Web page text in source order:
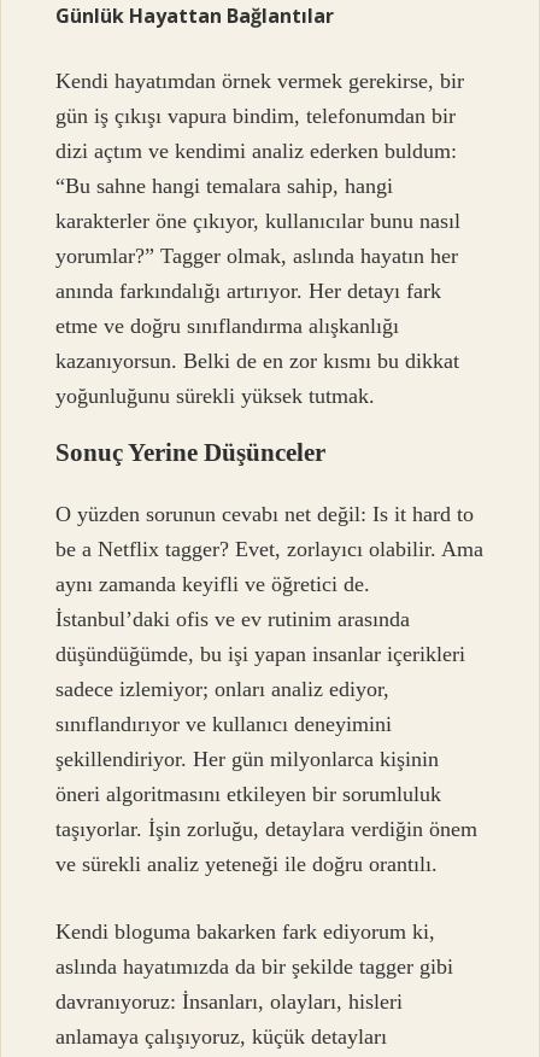
Günlük Hayattan Bağlantılar
Kendi hayatımdan örnek vermek gerekirse, bir
gün iş çıkışı vapura bindim, telefonumdan bir
dizi açtım ve kendimi analiz ederken buldum:
“Bu sahne hangi temalara sahip, hangi
karakterler öne çıkıyor, kullanıcılar bunu nasıl
yorumlar?” Tagger olmak, aslında hayatın her
anında farkındalığı artırıyor. Her detayı fark
etme ve doğru sınıflandırma alışkanlığı
kazanıyorsun. Belki de en zor kısmı bu dikkat
yoğunluğunu sürekli yüksek tutmak.
Sonuç Yerine Düşünceler
O yüzden sorunun cevabı net değil: Is it hard to
be a Netflix tagger? Evet, zorlayıcı olabilir. Ama
aynı zamanda keyifli ve öğretici de.
İstanbul’daki ofis ve ev rutinim arasında
düşündüğümde, bu işi yapan insanlar içerikleri
sadece izlemiyor; onları analiz ediyor,
sınıflandırıyor ve kullanıcı deneyimini
şekillendiriyor. Her gün milyonlarca kişinin
öneri algoritmasını etkileyen bir sorumluluk
taşıyorlar. İşin zorluğu, detaylara verdiğin önem
ve sürekli analiz yeteneği ile doğru orantılı.
Kendi bloguma bakarken fark ediyorum ki,
aslında hayatımızda da bir şekilde tagger gibi
davranıyoruz: İnsanları, olayları, hisleri
anlamaya çalışıyoruz, küçük detayları